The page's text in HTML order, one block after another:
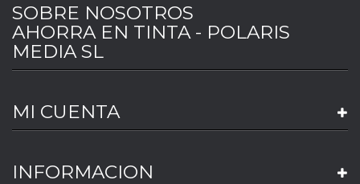
SOBRE NOSOTROS
AHORRA EN TINTA - POLARIS
MEDIA SL
MI CUENTA
INFORMACION